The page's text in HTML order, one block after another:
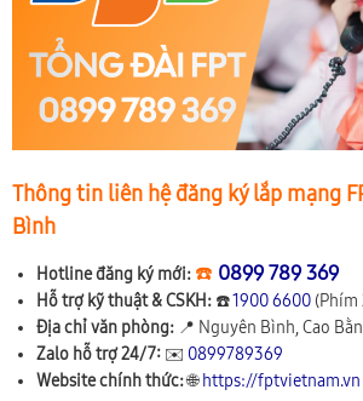
Thông tin liên hệ đăng ký lắp mạng
Bình
Hotline đăng ký mới: ☎️ 0899 789 369
Hỗ trợ kỹ thuật & CSKH: ☎️1900 6600 (Phím
Địa chỉ văn phòng: 📍 Nguyên Bình, Cao
Zalo hỗ trợ 24/7: ✉️ 0899789369
Website chính thức:🌐 https://fptvietnam.vn